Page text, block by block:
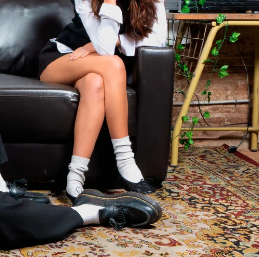
Aruba (AWG ƒ)
Ascension Island
(SHP £)
Australia (AUD $)
Austria (EUR €)
Azerbaijan (AZN ₼)
Bahamas (BSD $)
Bahrain (EUR €)
Bangladesh (BDT ৳)
Barbados (BBD $)
Belarus (EUR €)
Belgium (EUR €)
Belize (BZD $)
Benin (XOF Fr)
Bermuda (USD $)
Bhutan (EUR €)
Bolivia (BOB Bs.)
Bosnia &
Herzegovina (BAM
КМ)